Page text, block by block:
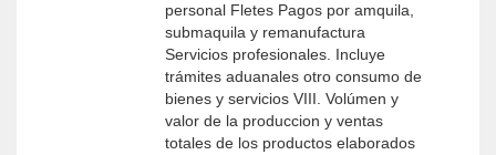
personal Fletes Pagos por amquila,
submaquila y remanufactura
Servicios profesionales. Incluye
trámites aduanales otro consumo de
bienes y servicios VIII. Volúmen y
valor de la produccion y ventas
totales de los productos elaborados